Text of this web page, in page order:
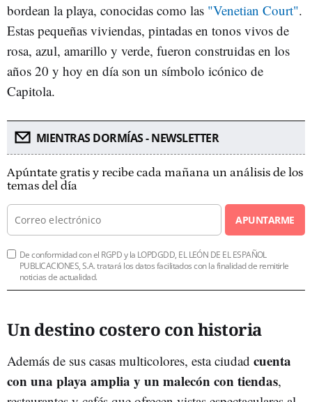
bordean la playa, conocidas como las "Venetian Court".
Estas pequeñas viviendas, pintadas en tonos vivos de
rosa, azul, amarillo y verde, fueron construidas en los
años 20 y hoy en día son un símbolo icónico de
Capitola.
MIENTRAS DORMÍAS - NEWSLETTER
Apúntate gratis y recibe cada mañana un análisis de los
temas del día
APUNTARME
De conformidad con el RGPD y la LOPDGDD, EL LEÓN DE EL ESPAÑOL
PUBLICACIONES, S.A. tratará los datos facilitados con la finalidad de remitirle
noticias de actualidad.
Un destino costero con historia
Además de sus casas multicolores, esta ciudad cuenta
con una playa amplia y un malecón con tiendas,